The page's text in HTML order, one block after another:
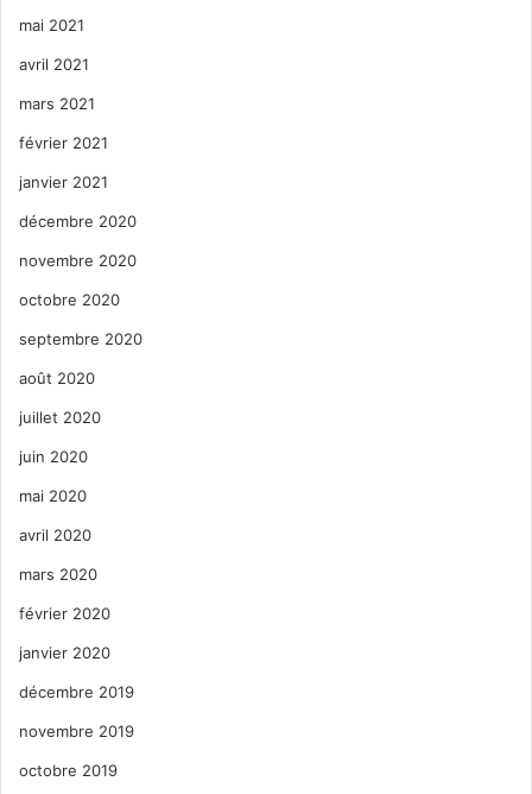
mai 2021
avril 2021
mars 2021
février 2021
janvier 2021
décembre 2020
novembre 2020
octobre 2020
septembre 2020
août 2020
juillet 2020
juin 2020
mai 2020
avril 2020
mars 2020
février 2020
janvier 2020
décembre 2019
novembre 2019
octobre 2019